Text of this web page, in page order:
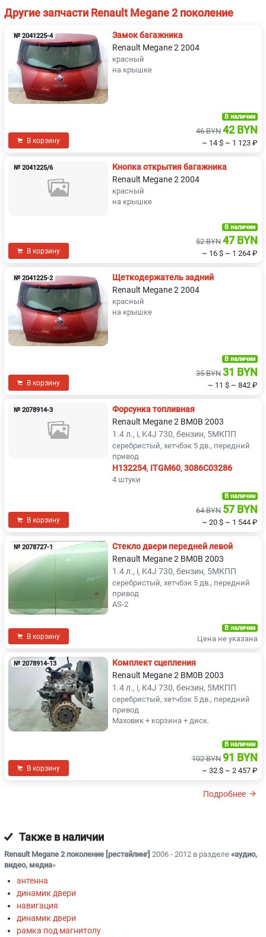
Другие запчасти Renault Megane 2 поколение
№ 2041225-4
Замок багажника
Renault Megane 2 2004
красный
на крышке
В корзину
В наличии
46 BYN 42 BYN
~ 14 $ ~ 1 123 ₽
№ 2041225/6
Кнопка открытия багажника
Renault Megane 2 2004
красный
на крышке
В корзину
В наличии
52 BYN 47 BYN
~ 16 $ ~ 1 264 ₽
№ 2041225-2
Щеткодержатель задний
Renault Megane 2 2004
красный
на крышке
В корзину
В наличии
35 BYN 31 BYN
~ 11 $ ~ 842 ₽
№ 2078914-3
Форсунка топливная
Renault Megane 2 BM0B 2003
1.4 л., i, K4J 730, бензин, 5МКПП
серебристый, хетчбэк 5 дв., передний
привод
H132254, ITGM60, 3086C03286
4 штуки
В корзину
В наличии
64 BYN 57 BYN
~ 20 $ ~ 1 544 ₽
№ 2078727-1
Стекло двери передней левой
Renault Megane 2 BM0B 2003
1.4 л., i, K4J 730, бензин, 5МКПП
серебристый, хетчбэк 5 дв., передний
привод
AS-2
В корзину
В наличии
Цена не указана
№ 2078914-13
Комплект сцепления
Renault Megane 2 BM0B 2003
1.4 л., i, K4J 730, бензин, 5МКПП
серебристый, хетчбэк 5 дв., передний
привод
Маховик + корзина + диск.
В корзину
В наличии
102 BYN 91 BYN
~ 32 $ ~ 2 457 ₽
Подробнее
Также в наличии
Renault Megane 2 поколение [рестайлинг] 2006 - 2012 в разделе «аудио,
видео, медиа»
антенна
динамик двери
навигация
динамик двери
рамка под магнитолу